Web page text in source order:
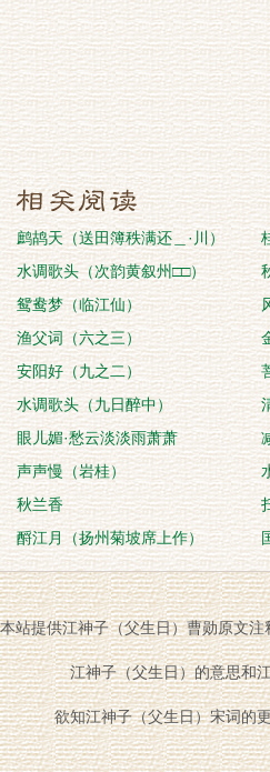
鹧鸪天（送田簿秩满还＿·川）
水调歌头（次韵黄叙州□□）
鸳鸯梦（临江仙）
渔父词（六之三）
安阳好（九之二）
水调歌头（九日醉中）
眼儿媚·愁云淡淡雨萧萧
声声慢（岩桂）
秋兰香
酹江月（扬州菊坡席上作）
本站提供江神子（父生日）曹勋原文
江神子（父生日）的意思和
欲知江神子（父生日）宋词的